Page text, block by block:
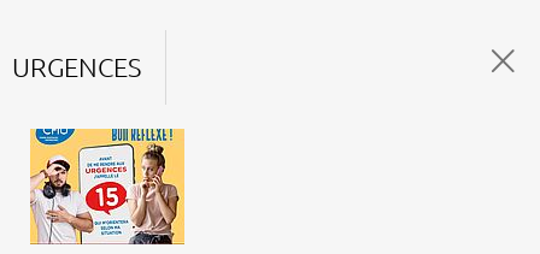
URGENCES